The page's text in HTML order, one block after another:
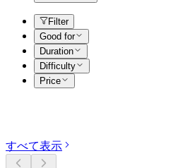
Filter
Good for
Duration
Difficulty
Price
すべて表示